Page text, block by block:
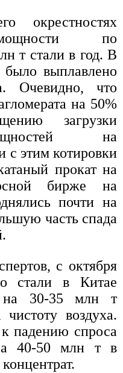
по
т стали в год. В
выплавлено
Очевидно, что
на 50%
загрузки
на
с этим котировки
прокат на
бирже на
почти на
часть спада
с октября
стали в Китае
на 30-35 млн т
воздуха.
падению спроса
40-50 млн т в